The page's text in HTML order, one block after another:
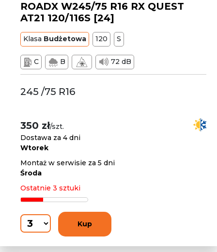
ROADX W245/75 R16 RX QUEST
AT21 120/116S [24]
Klasa Budżetowa 120 S
C B 72 dB
245 /75 R16
350 zł/szt.
Dostawa za 4 dni
Wtorek
Montaż w serwisie za 5 dni
Środa
Ostatnie 3 sztuki
Kup